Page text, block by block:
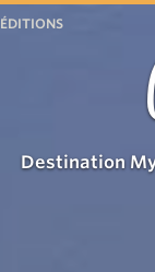
ÉDITIONS
Destination